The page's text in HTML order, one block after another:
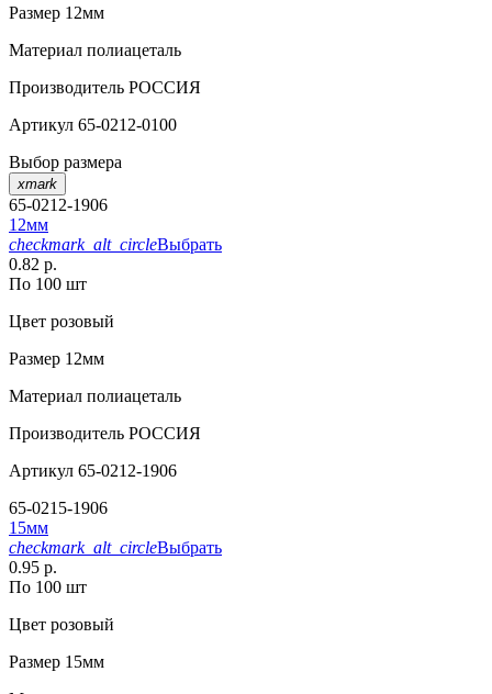
Размер 12мм
Материал полиацеталь
Производитель РОССИЯ
Артикул 65-0212-0100
Выбор размера
xmark
65-0212-1906
12мм
checkmark_alt_circleВыбрать
0.82 р.
По 100 шт
Цвет розовый
Размер 12мм
Материал полиацеталь
Производитель РОССИЯ
Артикул 65-0212-1906
65-0215-1906
15мм
checkmark_alt_circleВыбрать
0.95 р.
По 100 шт
Цвет розовый
Размер 15мм